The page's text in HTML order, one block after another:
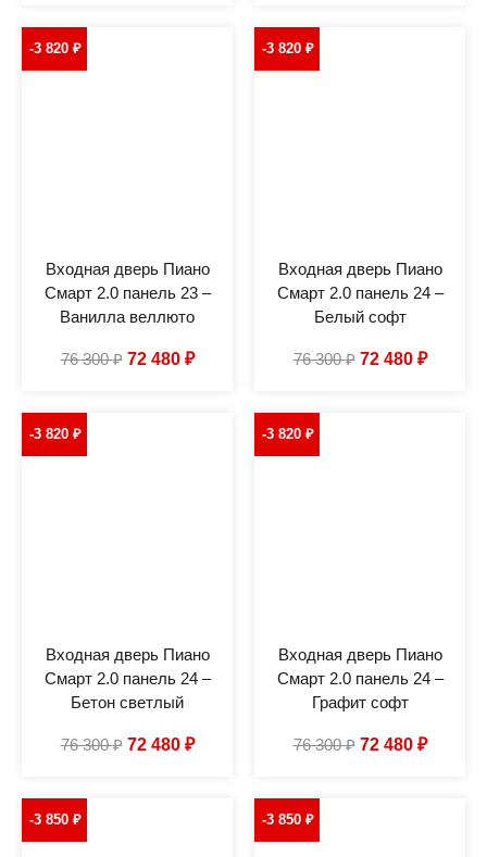
-3 820 ₽
Входная дверь Пиано
Смарт 2.0 панель 23 –
Ванилла веллюто
76 300₽ 72 480 ₽
-3 820 ₽
Входная дверь Пиано
Смарт 2.0 панель 24 –
Белый софт
76 300₽ 72 480 ₽
-3 820 ₽
Входная дверь Пиано
Смарт 2.0 панель 24 –
Бетон светлый
76 300₽ 72 480 ₽
-3 820 ₽
Входная дверь Пиано
Смарт 2.0 панель 24 –
Графит софт
76 300₽ 72 480 ₽
-3 850 ₽ -3 850 ₽